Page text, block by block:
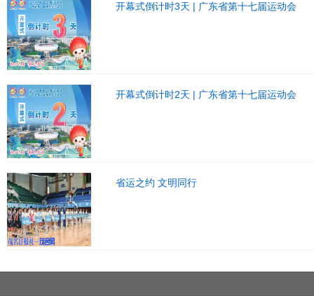
开幕式倒计时3天 | 广东省第十七届运动会
开幕式倒计时2天 | 广东省第十七届运动会
省运之约 文明同行